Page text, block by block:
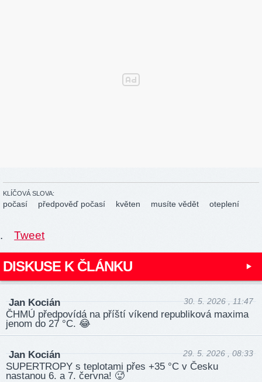
KLÍČOVÁ SLOVA:
počasí předpověď počasí květen musíte vědět oteplení
. Tweet
DISKUSE K ČLÁNKU
Jan Kocián 30. 5. 2026 , 11:47
ČHMÚ předpovídá na příští víkend republiková maxima
jenom do 27 °C. 😂
Jan Kocián 29. 5. 2026 , 08:33
SUPERTROPY s teplotami přes +35 °C v Česku
nastanou 6. a 7. června! 🥵